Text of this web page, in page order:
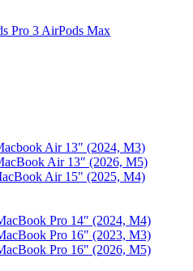
Pro 3 AirPods Max
Air 13" (2024, M3)
Air 13″ (2026, M5)
Air 15" (2025, M4)
Pro 14″ (2024, M4)
Pro 16" (2023, M3)
Pro 16" (2026, M5)